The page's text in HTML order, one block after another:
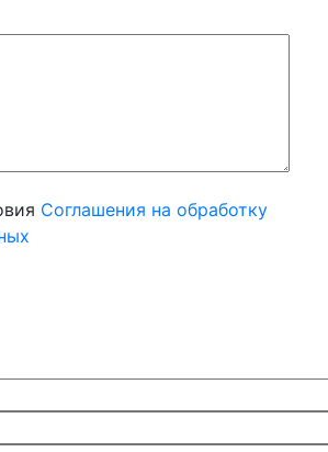
Соглашения на обработку